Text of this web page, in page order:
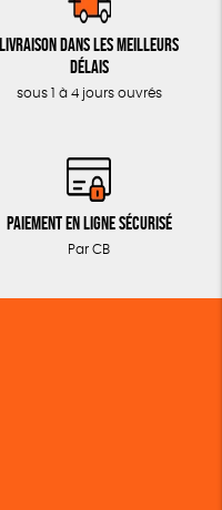
Livraison dans les meilleurs
délais
sous 1 à 4 jours ouvrés
Paiement en ligne sécurisé
Par CB